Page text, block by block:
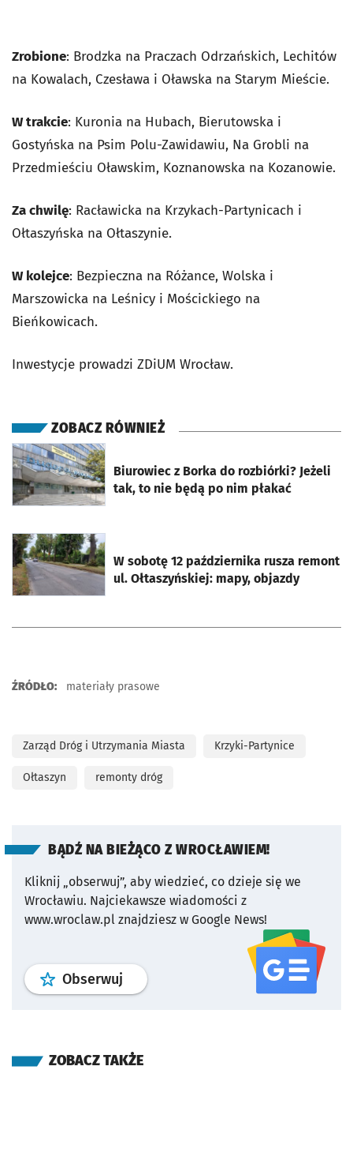
Zrobione: Brodzka na Praczach Odrzańskich, Lechitów
na Kowalach, Czesława i Oławska na Starym Mieście.
W trakcie: Kuronia na Hubach, Bierutowska i
Gostyńska na Psim Polu-Zawidawiu, Na Grobli na
Przedmieściu Oławskim, Koznanowska na Kozanowie.
Za chwilę: Racławicka na Krzykach-Partynicach i
Ołtaszyńska na Ołtaszynie.
W kolejce: Bezpieczna na Różance, Wolska i
Marszowicka na Leśnicy i Mościckiego na
Bieńkowicach.
Inwestycje prowadzi ZDiUM Wrocław.
ZOBACZ RÓWNIEŻ
Biurowiec z Borka do rozbiórki? Jeżeli
tak, to nie będą po nim płakać
otworzy się w nowej karcie
W sobotę 12 października rusza remont
ul. Ołtaszyńskiej: mapy, objazdy
otworzy się w nowej karcie
ŹRÓDŁO: materiały prasowe
Zarząd Dróg i Utrzymania Miasta Krzyki-Partynice
Ołtaszyn remonty dróg
BĄDŹ NA BIEŻĄCO Z WROCŁAWIEM!
Kliknij „obserwuj”, aby wiedzieć, co dzieje się we
Wrocławiu. Najciekawsze wiadomości z
www.wroclaw.pl znajdziesz w Google News!
Obserwuj profil serwisu
ZOBACZ TAKŻE